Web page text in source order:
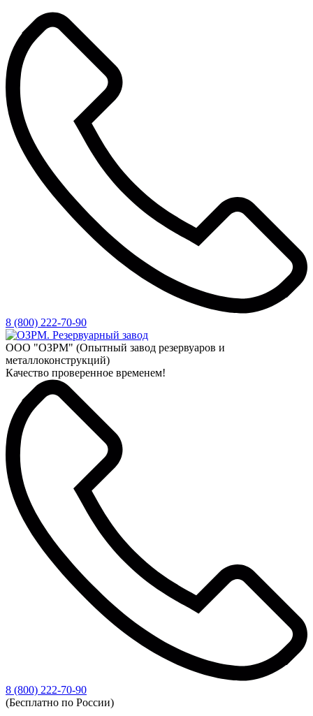
8 (800) 222-70-90
ООО "ОЗРМ" (Опытный завод резервуаров и
металлоконструкций)
Качество проверенное временем!
8 (800) 222-70-90
(Бесплатно по России)